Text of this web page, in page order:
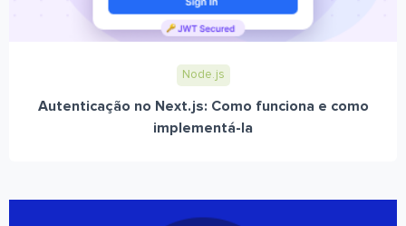
Node.js
Autenticação no Next.js: Como funciona e como
implementá-la